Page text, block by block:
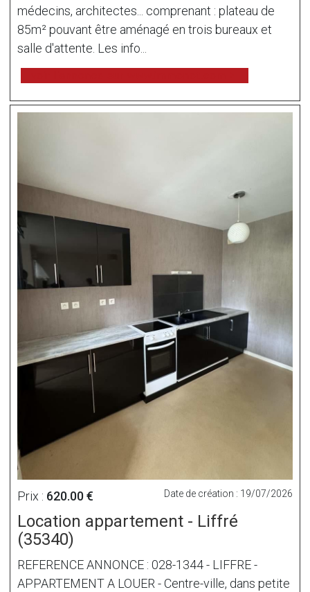
médecins, architectes... comprenant : plateau de
85m² pouvant être aménagé en trois bureaux et
salle d'attente. Les info...
Prix : 620.00 € Date de création : 19/07/2026
Location appartement - Liffré
(35340)
REFERENCE ANNONCE : 028-1344 - LIFFRE -
APPARTEMENT A LOUER - Centre-ville, dans petite